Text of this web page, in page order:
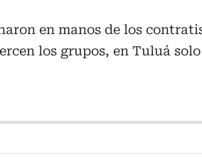
en manos de los
los grupos, en Tuluá